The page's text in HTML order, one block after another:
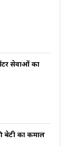
सेवाओं का
बेटी का कमाल